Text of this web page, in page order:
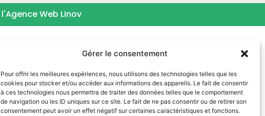
Gérer le consentement
Pour offrir les meilleures expériences, nous utilisons des technologies telles que les
cookies pour stocker et/ou accéder aux informations des appareils. Le fait de consentir
à ces technologies nous permettra de traiter des données telles que le comportement
de navigation ou les ID uniques sur ce site. Le fait de ne pas consentir ou de retirer son
consentement peut avoir un effet négatif sur certaines caractéristiques et fonctions.
l'Agence Web Linov